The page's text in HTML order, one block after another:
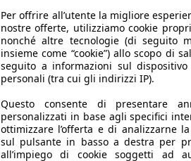
Per offrire all’utente la migliore
nostre offerte, utilizziamo cookie
nonché altre tecnologie (di seguito
insieme come “cookie”) allo scopo di
seguito a informazioni sul
personali (tra cui gli indirizzi IP).
Questo consente di presentare
personalizzati in base agli specifici
ottimizzare l’offerta e di analizzarne
sul pulsante in basso a destra per
all’impiego di cookie soggetti ad